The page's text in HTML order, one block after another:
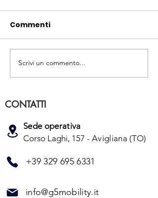
LA NOSTRA PRIMA
STAZIONE
Commenti
Scrivi un commento...
CONTATTI
Sede operativa
Corso Laghi, 157 - Avigliana (TO)
+39 329 695 6331
info@g5mobility.it